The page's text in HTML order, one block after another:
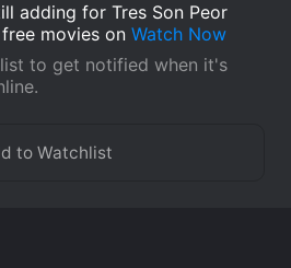
adding for Tres Son Peor
movies on Watch Now
to get notified when it's